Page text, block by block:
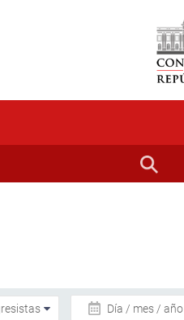
Día / mes / año